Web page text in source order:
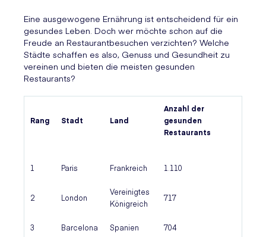
Eine ausgewogene Ernährung ist entscheidend für ein
gesundes Leben. Doch wer möchte schon auf die
Freude an Restaurantbesuchen verzichten? Welche
Städte schaffen es also, Genuss und Gesundheit zu
vereinen und bieten die meisten gesunden
Restaurants?
Rang Stadt Land
Anzahl der
gesunden
Restaurants
1 Paris Frankreich 1.110
2 London
Vereinigtes
Königreich
717
3 Barcelona Spanien 704